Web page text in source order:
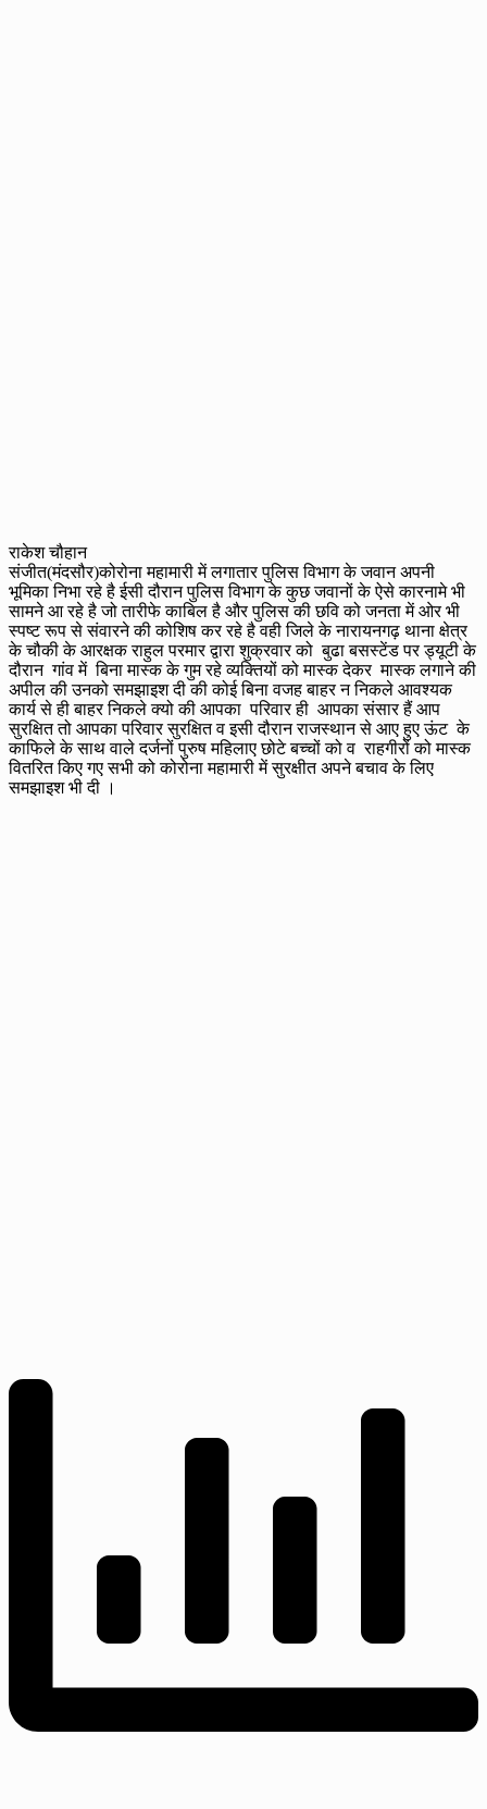
राकेश चौहान
संजीत(मंदसौर)कोरोना महामारी में लगातार पुलिस विभाग के जवान अपनी
भूमिका निभा रहे है ईसी दौरान पुलिस विभाग के कुछ जवानों के ऐसे कारनामे भी
सामने आ रहे है जो तारीफे काबिल है और पुलिस की छवि को जनता में ओर भी
स्पष्ट रूप से संवारने की कोशिष कर रहे है वही जिले के नारायनगढ़ थाना क्षेत्र
के चौकी के आरक्षक राहुल परमार द्वारा शुक्रवार को बुढा बसस्टेंड पर ड्यूटी के
दौरान गांव में बिना मास्क के गुम रहे व्यक्तियों को मास्क देकर मास्क लगाने की
अपील की उनको समझाइश दी की कोई बिना वजह बाहर न निकले आवश्यक
कार्य से ही बाहर निकले क्यो की आपका परिवार ही आपका संसार हैं आप
सुरक्षित तो आपका परिवार सुरक्षित व इसी दौरान राजस्थान से आए हुए ऊंट के
काफिले के साथ वाले दर्जनों पुरुष महिलाए छोटे बच्चों को व राहगीरों को मास्क
वितरित किए गए सभी को कोरोना महामारी में सुरक्षीत अपने बचाव के लिए
समझाइश भी दी ।